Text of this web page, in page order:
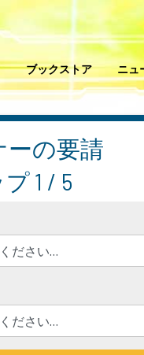
ブックストア ニュ
ーの要請
1 / 5